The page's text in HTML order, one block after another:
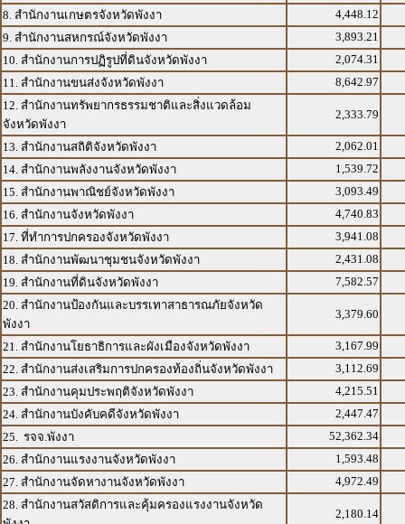
8. สำนักงานเกษตรจังหวัดพังงา
4,448.12
9. สำนักงานสหกรณ์จังหวัดพังงา
3,893.21
10. สำนักงานการปฏิรูปที่ดินจังหวัดพังงา
2,074.31
11. สำนักงานขนส่งจังหวัดพังงา
8,642.97
12. สำนักงานทรัพยากรธรรมชาติและสิ่งแวดล้อม
จังหวัดพังงา
2,333.79
13. สำนักงานสถิติจังหวัดพังงา
2,062.01
14. สำนักงานพลังงานจังหวัดพังงา
1,539.72
15. สำนักงานพาณิชย์จังหวัดพังงา
3,093.49
16. สำนักงานจังหวัดพังงา
4,740.83
17. ที่ทำการปกครองจังหวัดพังงา
3,941.08
18. สำนักงานพัฒนาชุมชนจังหวัดพังงา
2,431.08
19. สำนักงานที่ดินจังหวัดพังงา
7,582.57
20. สำนักงานป้องกันและบรรเทาสาธารณภัยจังหวัด
พังงา
3,379.60
21. สำนักงานโยธาธิการและผังเมืองจังหวัดพังงา
3,167.99
22. สำนักงานส่งเสริมการปกครองท้องถิ่นจังหวัดพังงา
3,112.69
23. สำนักงานคุมประพฤติจังหวัดพังงา
4,215.51
24. สำนักงานบังคับคดีจังหวัดพังงา
2,447.47
25. รจจ.พังงา
52,362.34
26. สำนักงานแรงงานจังหวัดพังงา
1,593.48
27. สำนักงานจัดหางานจังหวัดพังงา
4,972.49
28. สำนักงานสวัสดิการและคุ้มครองแรงงานจังหวัด
2,180.14